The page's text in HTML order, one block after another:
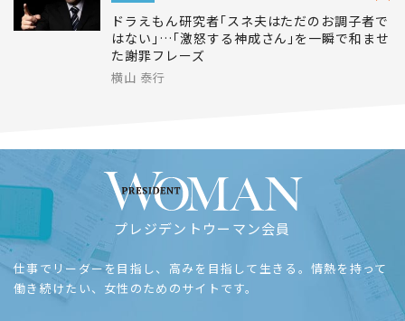
ドラえもん研究者｢スネ夫はただのお調子者で
はない｣…｢激怒する神成さん｣を一瞬で和ませ
た謝罪フレーズ
横山 泰行
プレジデントウーマン会員
仕事でリーダーを目指し、高みを目指して生きる。情熱を持って
働き続けたい、女性のためのサイトです。